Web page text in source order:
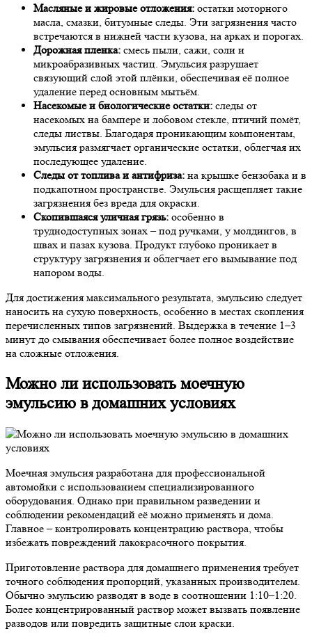
Масляные и жировые отложения: остатки моторного
масла, смазки, битумные следы. Эти загрязнения часто
встречаются в нижней части кузова, на арках и порогах.
Дорожная пленка: смесь пыли, сажи, соли и
микроабразивных частиц. Эмульсия разрушает
связующий слой этой плёнки, обеспечивая её полное
удаление перед основным мытьём.
Насекомые и биологические остатки: следы от
насекомых на бампере и лобовом стекле, птичий помёт,
следы листвы. Благодаря проникающим компонентам,
эмульсия размягчает органические остатки, облегчая их
последующее удаление.
Следы от топлива и антифриза: на крышке бензобака и в
подкапотном пространстве. Эмульсия расщепляет такие
загрязнения без вреда для окраски.
Скопившаяся уличная грязь: особенно в
труднодоступных зонах – под ручками, у молдингов, в
швах и пазах кузова. Продукт глубоко проникает в
структуру загрязнения и облегчает его вымывание под
напором воды.
Для достижения максимального результата, эмульсию следует
наносить на сухую поверхность, особенно в местах скопления
перечисленных типов загрязнений. Выдержка в течение 1–3
минут до смывания обеспечивает более полное воздействие
на сложные отложения.
Можно ли использовать моечную
эмульсию в домашних условиях
Моечная эмульсия разработана для профессиональной
автомойки с использованием специализированного
оборудования. Однако при правильном разведении и
соблюдении рекомендаций её можно применять и дома.
Главное – контролировать концентрацию раствора, чтобы
избежать повреждений лакокрасочного покрытия.
Приготовление раствора для домашнего применения требует
точного соблюдения пропорций, указанных производителем.
Обычно эмульсию разводят в воде в соотношении 1:10–1:20.
Более концентрированный раствор может вызвать появление
разводов или повредить защитные слои краски.